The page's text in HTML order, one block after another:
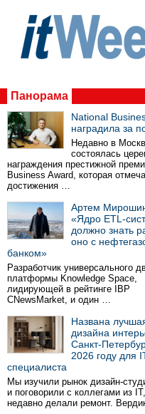
Панорама
National
наградила за
Недавно в
состоялась
награждения престижной
Business Award, которая
достижения …
Артем
«Ядро ETL-
должно знать
оно с
банком»
Разработчик универсального
платформы Knowledge Space,
лидирующей в рейтинге IBP
CNewsMarket, и один …
Названа
дизайна
Санкт-
2026 году для
специалиста
Мы изучили рынок дизайн-
и поговорили с коллегами из
недавно делали ремонт.